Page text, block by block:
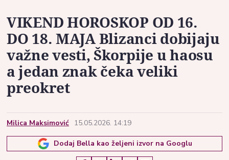
VIKEND HOROSKOP OD 16.
DO 18. MAJA Blizanci dobijaju
važne vesti, Škorpije u haosu
a jedan znak čeka veliki
preokret
Milica Maksimović 15.05.2026. 14:19
Dodaj Bella kao željeni izvor na Googlu